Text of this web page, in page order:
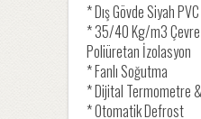
* Dış Gövde Siyah
* 35/40 Kg/m3 Çevre
Poliüretan İzolasyon
* Fanlı Soğutma
* Dijital Termometre
* Otomatik Defrost